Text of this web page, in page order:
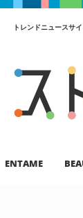
トレンドニュースサ
ENTAME